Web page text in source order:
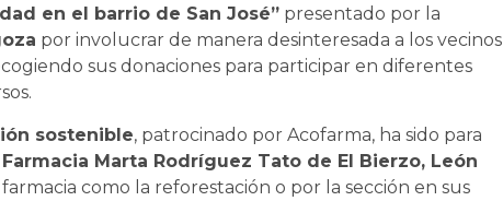
en el barrio de San José” presentado por la
por involucrar de manera desinteresada a los vecinos
sus donaciones para participar en diferentes
sostenible, patrocinado por Acofarma, ha sido para
Farmacia Marta Rodríguez Tato de El Bierzo, León
como la reforestación o por la sección en sus